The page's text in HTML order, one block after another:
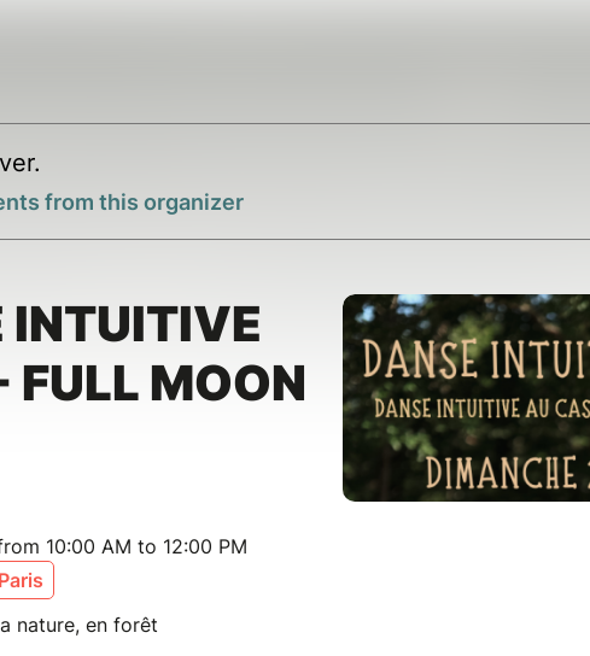
from this organizer
INTUITIVE
FULL MOON
10:00 AM to 12:00 PM
nature, en forêt